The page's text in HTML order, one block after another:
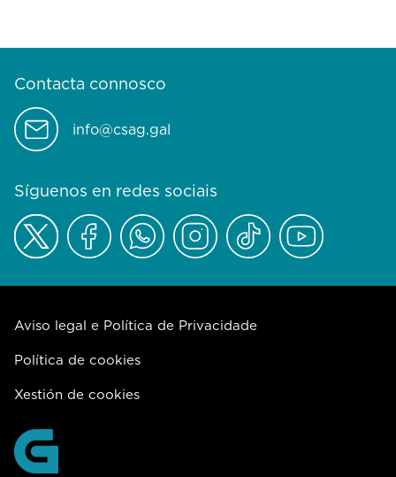
Contacta connosco
info@csag.gal
Síguenos en redes sociais
Aviso legal e Política de Privacidade
Política de cookies
Xestión de cookies